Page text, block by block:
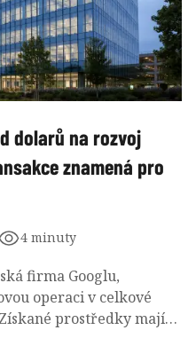
dolarů na rozvoj
znamená pro
4 minuty
firma Googlu,
operaci v celkové
prostředky mají